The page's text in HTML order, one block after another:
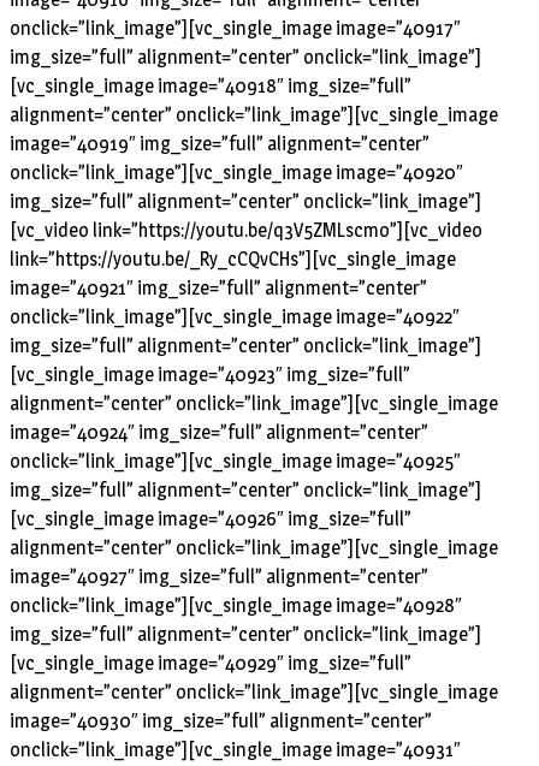
onclick=”link_image”][vc_single_image image=”40917″
img_size=”full” alignment=”center” onclick=”link_image”]
[vc_single_image image=”40918″ img_size=”full”
alignment=”center” onclick=”link_image”][vc_single_image
image=”40919″ img_size=”full” alignment=”center”
onclick=”link_image”][vc_single_image image=”40920″
img_size=”full” alignment=”center” onclick=”link_image”]
[vc_video link=”https://youtu.be/q3V5ZMLscmo”][vc_video
link=”https://youtu.be/_Ry_cCQvCHs”][vc_single_image
image=”40921″ img_size=”full” alignment=”center”
onclick=”link_image”][vc_single_image image=”40922″
img_size=”full” alignment=”center” onclick=”link_image”]
[vc_single_image image=”40923″ img_size=”full”
alignment=”center” onclick=”link_image”][vc_single_image
image=”40924″ img_size=”full” alignment=”center”
onclick=”link_image”][vc_single_image image=”40925″
img_size=”full” alignment=”center” onclick=”link_image”]
[vc_single_image image=”40926″ img_size=”full”
alignment=”center” onclick=”link_image”][vc_single_image
image=”40927″ img_size=”full” alignment=”center”
onclick=”link_image”][vc_single_image image=”40928″
img_size=”full” alignment=”center” onclick=”link_image”]
[vc_single_image image=”40929″ img_size=”full”
alignment=”center” onclick=”link_image”][vc_single_image
image=”40930″ img_size=”full” alignment=”center”
onclick=”link_image”][vc_single_image image=”40931″